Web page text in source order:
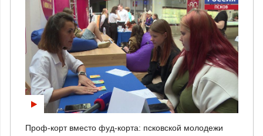
Проф-корт вместо фуд-корта: псковской молодежи